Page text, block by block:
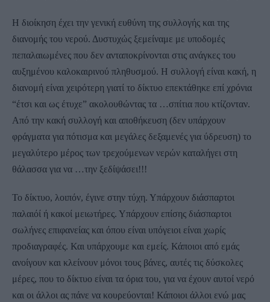
Η διοίκηση έχει την γενική ευθύνη της συλλογής και της
διανομής του νερού. Δυστυχώς ξεμείναμε με υποδομές
πεπαλαιωμένες που δεν ανταποκρίνονται στις ανάγκες του
αυξημένου καλοκαιρινού πληθυσμού. Η συλλογή είναι κακή, η
διανομή είναι χειρότερη γιατί το δίκτυο επεκτάθηκε επί χρόνια
“έτσι και ως έτυχε” ακολουθώντας τα …σπίτια που κτίζονταν.
Από την κακή συλλογή και αποθήκευση (δεν υπάρχουν
φράγματα για πότισμα και μεγάλες δεξαμενές για ύδρευση) το
μεγαλύτερο μέρος των τρεχούμενων νερών καταλήγει στη
θάλασσα για να …την ξεδίψάσει!!!
Το δίκτυο, λοιπόν, έγινε στην τύχη. Υπάρχουν διάσπαρτοι
παλαιόί ή κακοί μειωτήρες. Υπάρχουν επίσης διάσπαρτοι
σωλήνες επιφανείας και όπου είναι υπόγειοι είναι χωρίς
προδιαγραφές. Και υπάρχουμε και εμείς. Κάποιοι από εμάς
ανοίγουν και κλείνουν μόνοι τους βάνες, αυτές τις δύσκολες
μέρες, που το δίκτυο είναι τα όρια του, για να έχουν αυτοί νερό
και οι άλλοι ας πάνε να κουρεύονται! Κάποιοι άλλοι ενώ μας